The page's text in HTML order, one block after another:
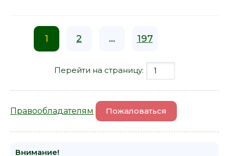
1 2 ... 197
Перейти на страницу:
Правообладателям Пожаловаться
Внимание!